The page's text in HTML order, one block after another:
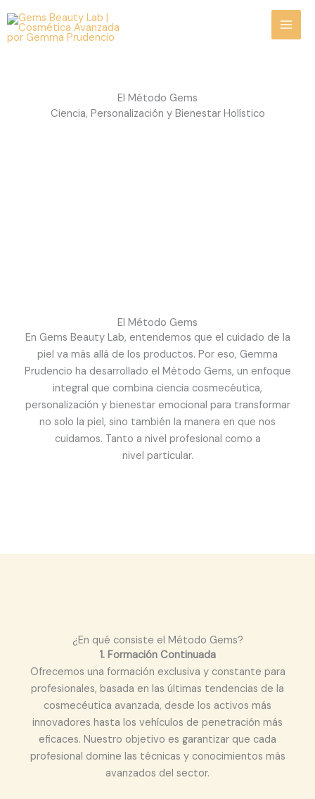
contenido
El Método Gems
Ciencia, Personalización y Bienestar Holístico
El Método Gems
En Gems Beauty Lab, entendemos que el cuidado de la
piel va más allá de los productos. Por eso, Gemma
Prudencio ha desarrollado el Método Gems, un enfoque
integral que combina ciencia cosmecéutica,
personalización y bienestar emocional para transformar
no solo la piel, sino también la manera en que nos
cuidamos. Tanto a nivel profesional como a
nivel particular.
¿En qué consiste el Método Gems?
1. Formación Continuada
Ofrecemos una formación exclusiva y constante para
profesionales, basada en las últimas tendencias de la
cosmecéutica avanzada, desde los activos más
innovadores hasta los vehículos de penetración más
eficaces. Nuestro objetivo es garantizar que cada
profesional domine las técnicas y conocimientos más
avanzados del sector.